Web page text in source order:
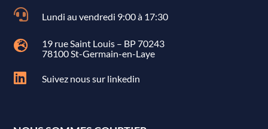
 Lundi au vendredi 9:00 à 17:30

19 rue Saint Louis – BP 70243
78100 St-Germain-en-Laye
 Suivez nous sur linkedin